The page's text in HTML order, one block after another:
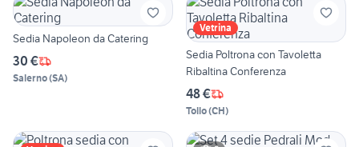
Sedia Napoleon da Catering
30 €
Salerno(SA)
Vetrina
Sedia Poltrona con Tavoletta
Ribaltina Conferenza
48 €
Tollo(CH)